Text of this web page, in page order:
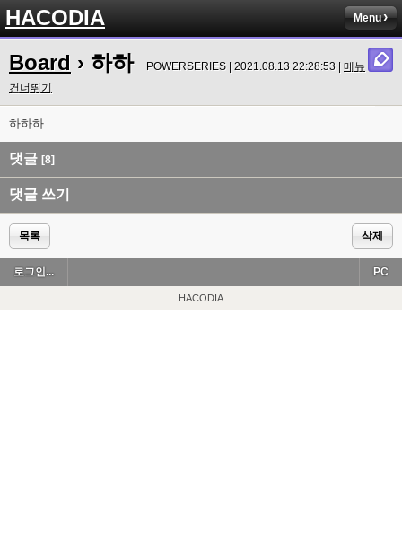
HACODIA Menu
Board › 하하 POWERSERIES | 2021.08.13 22:28:53 | 메뉴
건너뛰기
하하하
댓글 [8]
댓글 쓰기
목록 삭제
로그인... PC
HACODIA